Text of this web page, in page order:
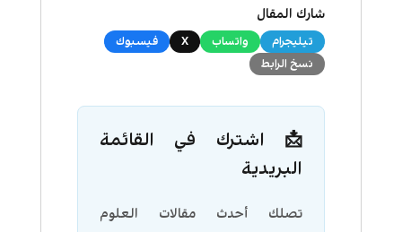
شارك المقال
تيليجرام واتساب X
فيسبوك
نسخ الرابط
📩 اشترك في القائمة
البريدية
تصلك أحدث مقالات العلوم